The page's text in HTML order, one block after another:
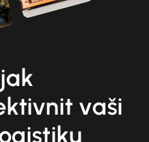
vaši